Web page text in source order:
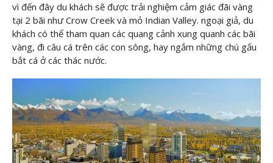
vì đến đây du khách sẽ được trải nghiệm cảm giác đãi vàng
tại 2 bãi như Crow Creek và mỏ Indian Valley. ngoại giả, du
khách có thể tham quan các quang cảnh xung quanh các bãi
vàng, đi câu cá trên các con sông, hay ngắm những chú gấu
bắt cá ở các thác nước.